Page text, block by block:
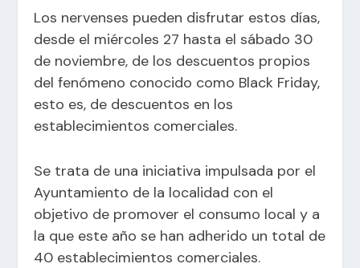
Los nervenses pueden disfrutar estos días,
desde el miércoles 27 hasta el sábado 30
de noviembre, de los descuentos propios
del fenómeno conocido como Black Friday,
esto es, de descuentos en los
establecimientos comerciales.
Se trata de una iniciativa impulsada por el
Ayuntamiento de la localidad con el
objetivo de promover el consumo local y a
la que este año se han adherido un total de
40 establecimientos comerciales.